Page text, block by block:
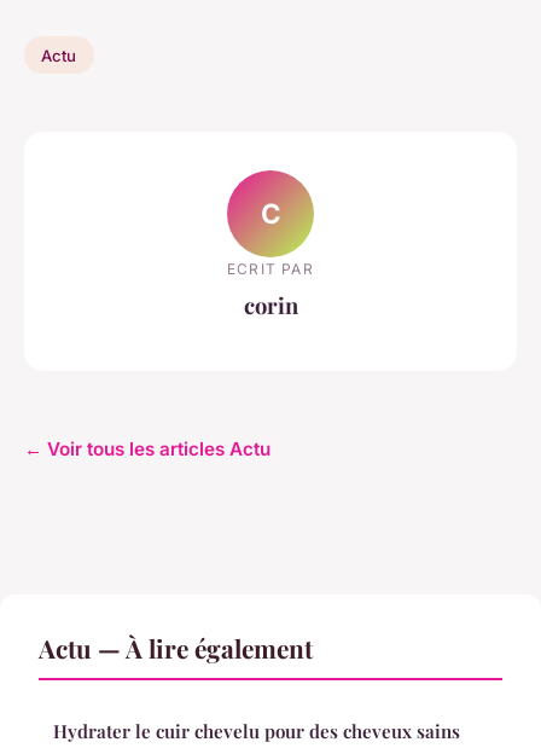
Actu
C
ECRIT PAR
corin
← Voir tous les articles Actu
Actu — À lire également
Hydrater le cuir chevelu pour des cheveux sains